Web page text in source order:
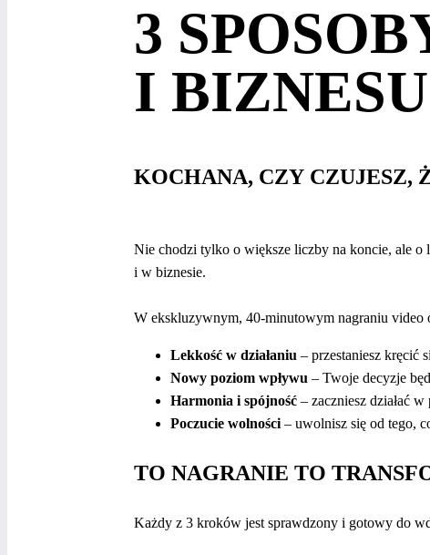
3
I BIZNESU
KOCHANA, CZY CZUJESZ,
Nie chodzi tylko o większe liczby na koncie, ale o
i w biznesie.
W ekskluzywnym, 40-minutowym nagraniu video
Lekkość w działaniu – przestaniesz kręcić
Nowy poziom wpływu – Twoje decyzje
Harmonia i spójność – zaczniesz działać
Poczucie wolności – uwolnisz się od tego,
TO NAGRANIE TO
Każdy z 3 kroków jest sprawdzony i gotowy do